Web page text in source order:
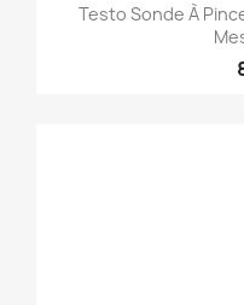
Testo Sonde À